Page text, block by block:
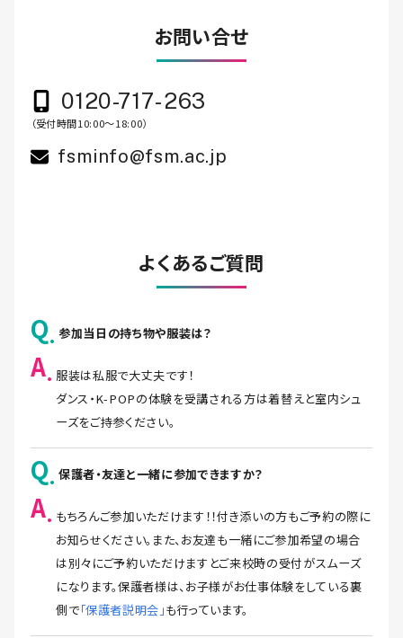
お問い合せ
0120-717-263
（受付時間10:00～18:00）
fsminfo@fsm.ac.jp
よくあるご質問
Q 参加当日の持ち物や服装は？
A
服装は私服で大丈夫です！
ダンス・K-POPの体験を受講される方は着替えと室内シュ
ーズをご持参ください。
Q 保護者・友達と一緒に参加できますか？
A
もちろんご参加いただけます！！付き添いの方もご予約の際に
お知らせください。また、お友達も一緒にご参加希望の場合
は別々にご予約いただけますとご来校時の受付がスムーズ
になります。保護者様は、お子様がお仕事体験をしている裏
側で「保護者説明会」も行っています。